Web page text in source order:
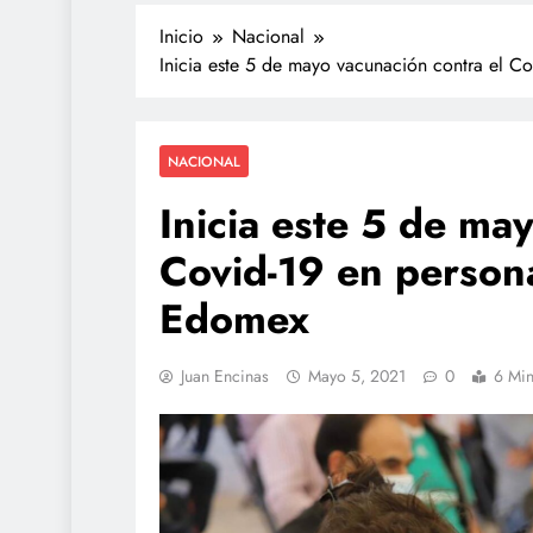
Inicio
Nacional
Inicia este 5 de mayo vacunación contra el
NACIONAL
Inicia este 5 de
Covid-19 en
Edomex
Juan Encinas Mayo 5, 2021 0 6